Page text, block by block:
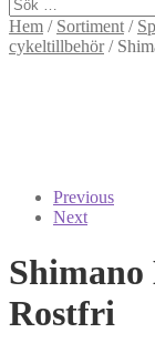
efter:
Hem / Sortiment /
cykeltillbehör/
Previous
Next
Shimano
Rostfri